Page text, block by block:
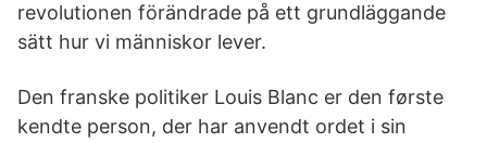
revolutionen förändrade på ett grundläggande
sätt hur vi människor lever.
Den franske politiker Louis Blanc er den første
kendte person, der har anvendt ordet i sin